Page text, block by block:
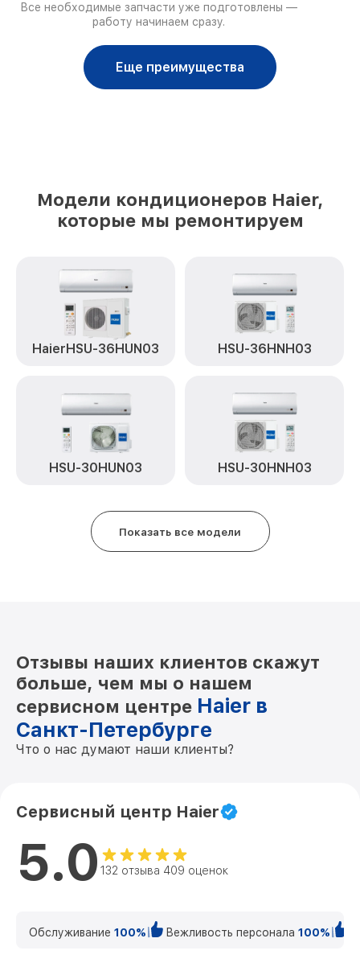
Все необходимые запчасти уже подготовлены —
работу начинаем сразу.
Еще преимущества
Модели кондиционеров Haier,
которые мы ремонтируем
HaierHSU-36HUN03 HSU-36HNH03
HSU-30HUN03 HSU-30HNH03
Показать все модели
Отзывы наших клиентов скажут
больше, чем мы о нашем
сервисном центре Haier в
Санкт-Петербурге
Что о нас думают наши клиенты?
Сервисный центр Haier
5.0 132 отзыва 409 оценок
Обслуживание 100% Вежливость персонала 100%